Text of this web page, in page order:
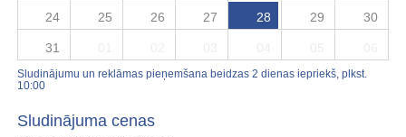
24 25 26 27 28 29 30
31
Sludinājumu un reklāmas pieņemšana beidzas 2 dienas iepriekš, plkst.
10:00
Sludinājuma cenas